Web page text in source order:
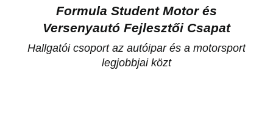
Formula Student Motor és
Versenyautó Fejlesztői Csapat
Hallgatói csoport az autóipar és a motorsport
legjobbjai közt